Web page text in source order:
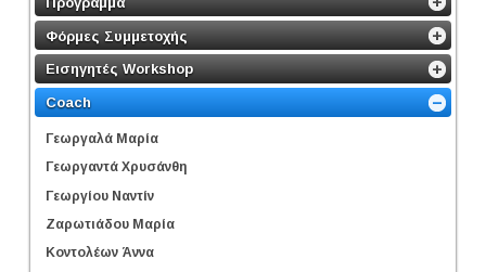
Φόρμες Συμμετοχής
Εισηγητές Workshop
Coach
Γεωργαλά Μαρία
Γεωργαντά Χρυσάνθη
Γεωργίου Ναντίν
Ζαρωτιάδου Μαρία
Κοντολέων Άννα